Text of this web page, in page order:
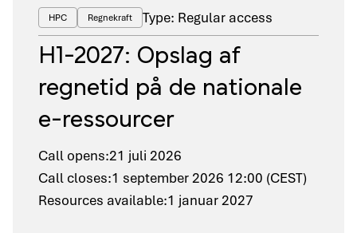
HPC Regnekraft Type: Regular access
H1-2027: Opslag af
regnetid på de nationale
e-ressourcer
Call opens:21 juli 2026
Call closes:1 september 2026 12:00 (CEST)
Resources available:1 januar 2027